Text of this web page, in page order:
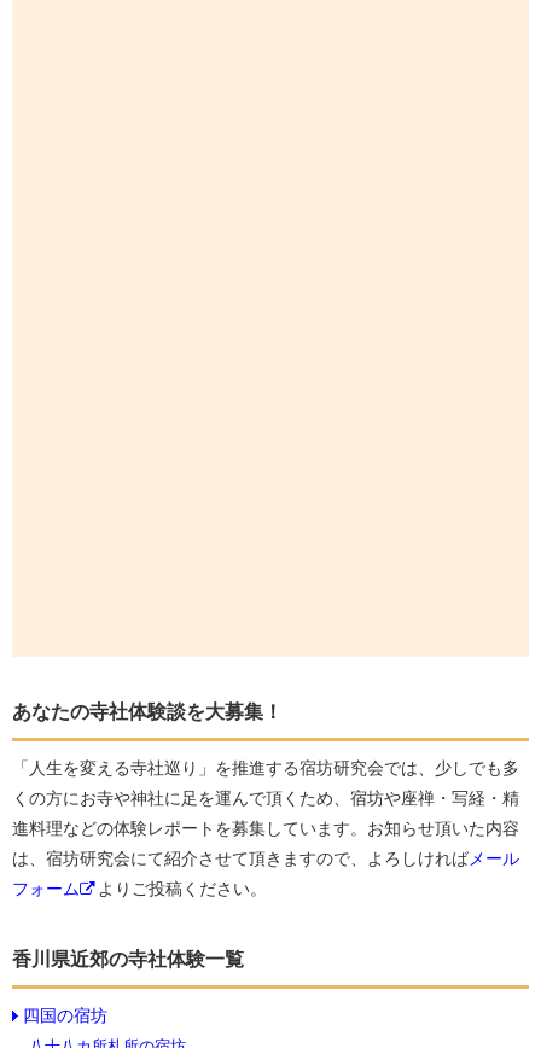
あなたの寺社体験談を大募集！
「人生を変える寺社巡り」を推進する宿坊研究会では、少しでも多
くの方にお寺や神社に足を運んで頂くため、宿坊や座禅・写経・精
進料理などの体験レポートを募集しています。お知らせ頂いた内容
は、宿坊研究会にて紹介させて頂きますので、よろしければメール
フォーム
よりご投稿ください。
香川県近郊の寺社体験一覧
四国の宿坊